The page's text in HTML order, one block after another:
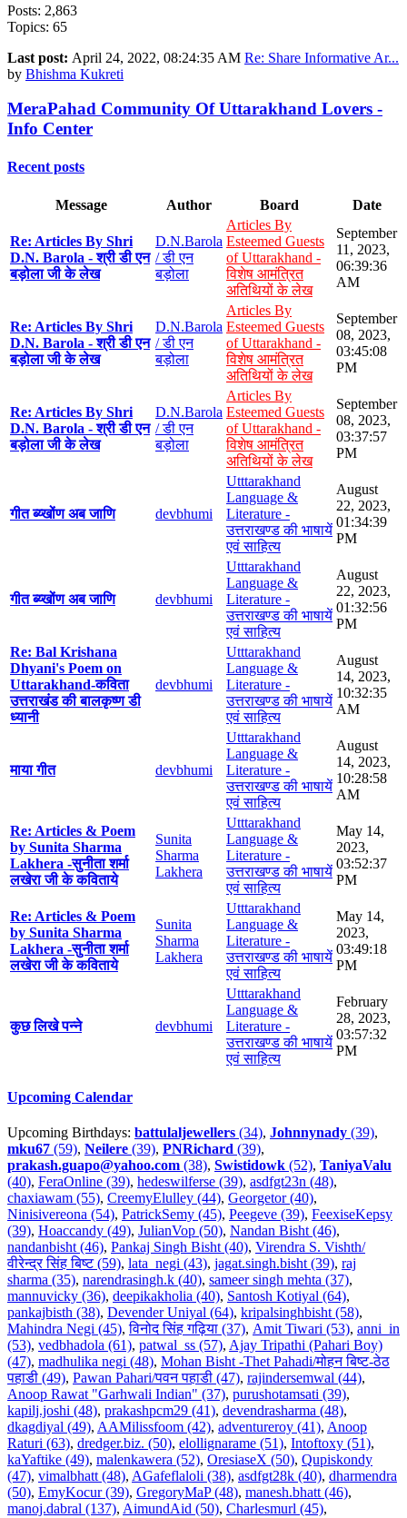
Posts: 2,863
Topics: 65
Last post: April 24, 2022, 08:24:35 AM Re: Share Informative Ar...
by Bhishma Kukreti
MeraPahad Community Of Uttarakhand Lovers -
Info Center
Recent posts
Message Author Board Date
Re: Articles By Shri
D.N. Barola - श्री डी एन
बड़ोला जी के लेख
D.N.Barola
/ डी एन
बड़ोला
Articles By
Esteemed Guests
of Uttarakhand -
विशेष आमंत्रित
अतिथियों के लेख
September
11, 2023,
06:39:36
AM
Re: Articles By Shri
D.N. Barola - श्री डी एन
बड़ोला जी के लेख
D.N.Barola
/ डी एन
बड़ोला
Articles By
Esteemed Guests
of Uttarakhand -
विशेष आमंत्रित
अतिथियों के लेख
September
08, 2023,
03:45:08
PM
Re: Articles By Shri
D.N. Barola - श्री डी एन
बड़ोला जी के लेख
D.N.Barola
/ डी एन
बड़ोला
Articles By
Esteemed Guests
of Uttarakhand -
विशेष आमंत्रित
अतिथियों के लेख
September
08, 2023,
03:37:57
PM
गीत ब्य्खोंण अब जाणि devbhumi
Utttarakhand
Language &
Literature -
उत्तराखण्ड की भाषायें
एवं साहित्य
August
22, 2023,
01:34:39
PM
गीत ब्य्खोंण अब जाणि devbhumi
Utttarakhand
Language &
Literature -
उत्तराखण्ड की भाषायें
एवं साहित्य
August
22, 2023,
01:32:56
PM
Re: Bal Krishana
Dhyani's Poem on
Uttarakhand-कविता
उत्तराखंड की बालकृष्ण डी
ध्यानी
devbhumi
Utttarakhand
Language &
Literature -
उत्तराखण्ड की भाषायें
एवं साहित्य
August
14, 2023,
10:32:35
AM
माया गीत devbhumi
Utttarakhand
Language &
Literature -
उत्तराखण्ड की भाषायें
एवं साहित्य
August
14, 2023,
10:28:58
AM
Re: Articles & Poem
by Sunita Sharma
Lakhera -सुनीता शर्मा
लखेरा जी के कविताये
Sunita
Sharma
Lakhera
Utttarakhand
Language &
Literature -
उत्तराखण्ड की भाषायें
एवं साहित्य
May 14,
2023,
03:52:37
PM
Re: Articles & Poem
by Sunita Sharma
Lakhera -सुनीता शर्मा
लखेरा जी के कविताये
Sunita
Sharma
Lakhera
Utttarakhand
Language &
Literature -
उत्तराखण्ड की भाषायें
एवं साहित्य
May 14,
2023,
03:49:18
PM
कुछ लिखे पन्ने devbhumi
Utttarakhand
Language &
Literature -
उत्तराखण्ड की भाषायें
एवं साहित्य
February
28, 2023,
03:57:32
PM
Upcoming Calendar
Upcoming Birthdays: battulaljewellers (34), Johnnynady (39),
mku67 (59), Neilere (39), PNRichard (39),
prakash.guapo@yahoo.com (38), Swistidowk (52), TaniyaValu
(40), FeraOnline (39), hedeswilferse (39), asdfgt23n (48),
chaxiawam (55), CreemyElulley (44), Georgetor (40),
Ninisivereona (54), PatrickSemy (45), Peegeve (39), FeexiseKepsy
(39), Hoaccandy (49), JulianVop (50), Nandan Bisht (46),
nandanbisht (46), Pankaj Singh Bisht (40), Virendra S. Vishth/
वीरेन्द्र सिंह बिष्ट (59), lata_negi (43), jagat.singh.bisht (39), raj
sharma (35), narendrasingh.k (40), sameer singh mehta (37),
mannuvicky (36), deepikakholia (40), Santosh Kotiyal (64),
pankajbisth (38), Devender Uniyal (64), kripalsinghbisht (58),
Mahindra Negi (45),विनोद सिंह गढ़िया (37), Amit Tiwari (53), anni_in
(53), vedbhadola (61), patwal_ss (57), Ajay Tripathi (Pahari Boy)
(47), madhulika negi (48), Mohan Bisht -Thet Pahadi/मोहन बिष्ट-ठेठ
पहाडी (49), Pawan Pahari/पवन पहाडी (47), rajindersemwal (44),
Anoop Rawat "Garhwali Indian" (37), purushotamsati (39),
kapilj.joshi (48), prakashpcm29 (41), devendrasharma (48),
dkagdiyal (49), AAMilissfoom (42), adventureroy (41), Anoop
Raturi (63), dredger.biz. (50), elollignarame (51), Intoftoxy (51),
kaYaftike (49), malenkawera (52), OresiaseX (50), Qupiskondy
(47), vimalbhatt (48), AGafeflaloli (38), asdfgt28k (40), dharmendra
(50), EmyKocur (39), GregoryMaP (48), manesh.bhatt (46),
manoj.dabral (137), AimundAid (50), Charlesmurl (45),